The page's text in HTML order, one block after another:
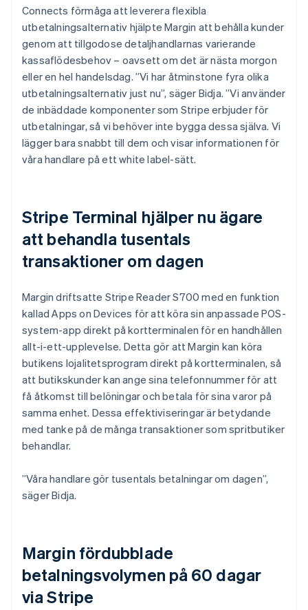
Connects förmåga att leverera flexibla
utbetalningsalternativ hjälpte Margin att behålla kunder
genom att tillgodose detaljhandlarnas varierande
kassaflödesbehov – oavsett om det är nästa morgon
eller en hel handelsdag. ”Vi har åtminstone fyra olika
utbetalningsalternativ just nu”, säger Bidja. ”Vi använder
de inbäddade komponenter som Stripe erbjuder för
utbetalningar, så vi behöver inte bygga dessa själva. Vi
lägger bara snabbt till dem och visar informationen för
våra handlare på ett white label-sätt.
Stripe Terminal hjälper nu ägare
att behandla tusentals
transaktioner om dagen
Margin driftsatte Stripe Reader S700 med en funktion
kallad Apps on Devices för att köra sin anpassade POS-
system-app direkt på kortterminalen för en handhållen
allt-i-ett-upplevelse. Detta gör att Margin kan köra
butikens lojalitetsprogram direkt på kortterminalen, så
att butikskunder kan ange sina telefonnummer för att
få åtkomst till belöningar och betala för sina varor på
samma enhet. Dessa effektiviseringar är betydande
med tanke på de många transaktioner som spritbutiker
behandlar.
”Våra handlare gör tusentals betalningar om dagen”,
säger Bidja.
Margin fördubblade
betalningsvolymen på 60 dagar
via Stripe